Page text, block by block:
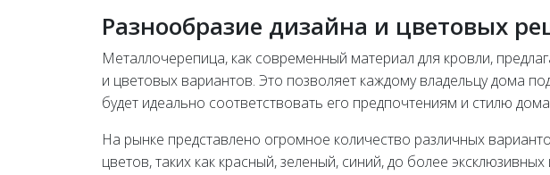
Разнообразие дизайна и цветовых
Металлочерепица, как современный материал для кровли,
и цветовых вариантов. Это позволяет каждому владельцу дома
будет идеально соответствовать его предпочтениям и стилю
На рынке представлено огромное количество различных
цветов, таких как красный, зеленый, синий, до более